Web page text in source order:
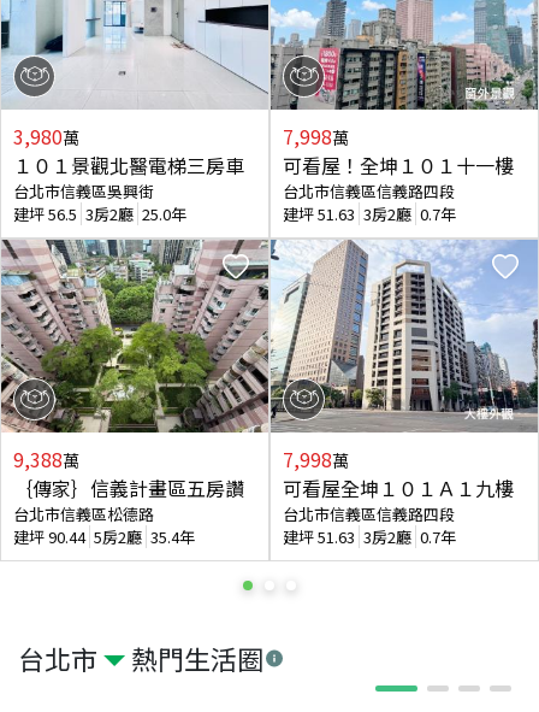
台北市 熱門生活圈
3,980萬
１０１景觀北醫電梯三房車
台北市信義區吳興街
建坪56.5 3房2廳 25.0年
9,388萬
｛傳家｝信義計畫區五房讚
台北市信義區松德路
建坪90.44 5房2廳 35.4年
7,998萬
可看屋！全坤１０１十一樓
台北市信義區信義路四段
建坪51.63 3房2廳 0.7年
7,998萬
可看屋全坤１０１Ａ１九樓
台北市信義區信義路四段
建坪51.63 3房2廳 0.7年